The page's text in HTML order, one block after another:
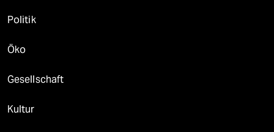
Politik
Öko
Gesellschaft
Kultur